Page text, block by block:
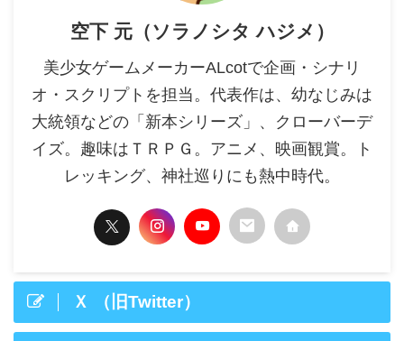
空下 元（ソラノシタ ハジメ）
美少女ゲームメーカーALcotで企画・シナリ
オ・スクリプトを担当。代表作は、幼なじみは
大統領などの「新本シリーズ」、クローバーデ
イズ。趣味はＴＲＰＧ。アニメ、映画観賞。ト
レッキング、神社巡りにも熱中時代。
Ｘ （旧Twitter）